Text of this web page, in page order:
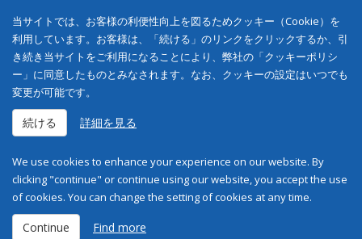
当サイトでは、お客様の利便性向上を図るためクッキー（Cookie）を
利用しています。お客様は、「続ける」のリンクをクリックするか、引
き続き当サイトをご利用になることにより、弊社の「クッキーポリシ
ー」に同意したものとみなされます。なお、クッキーの設定はいつでも
変更が可能です。
続ける 詳細を見る
We use cookies to enhance your experience on our website. By
clicking "continue" or continue using our website, you accept the use
of cookies. You can change the setting of cookies at any time.
Continue Find more